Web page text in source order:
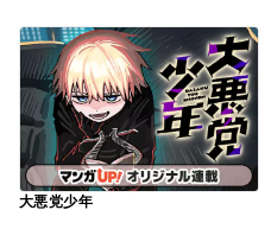
大悪党少年